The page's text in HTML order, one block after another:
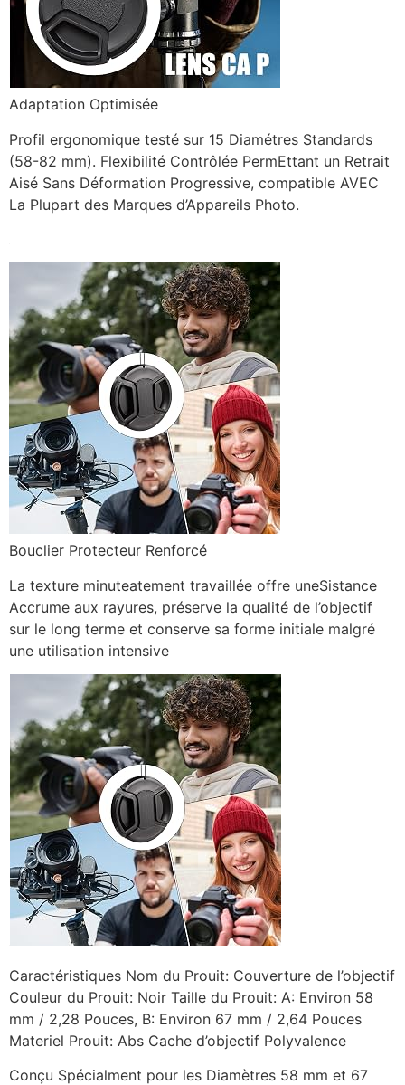
Adaptation Optimisée
Profil ergonomique testé sur 15 Diamétres Standards
(58-82 mm). Flexibilité Contrôlée PermEttant un Retrait
Aisé Sans Déformation Progressive, compatible AVEC
La Plupart des Marques d’Appareils Photo.
Bouclier Protecteur Renforcé
La texture minuteatement travaillée offre uneSistance
Accrume aux rayures, préserve la qualité de l’objectif
sur le long terme et conserve sa forme initiale malgré
une utilisation intensive
Caractéristiques Nom du Prouit: Couverture de l’objectif
Couleur du Prouit: Noir Taille du Prouit: A: Environ 58
mm / 2,28 Pouces, B: Environ 67 mm / 2,64 Pouces
Materiel Prouit: Abs Cache d’objectif Polyvalence
Conçu Spécialment pour les Diamètres 58 mm et 67